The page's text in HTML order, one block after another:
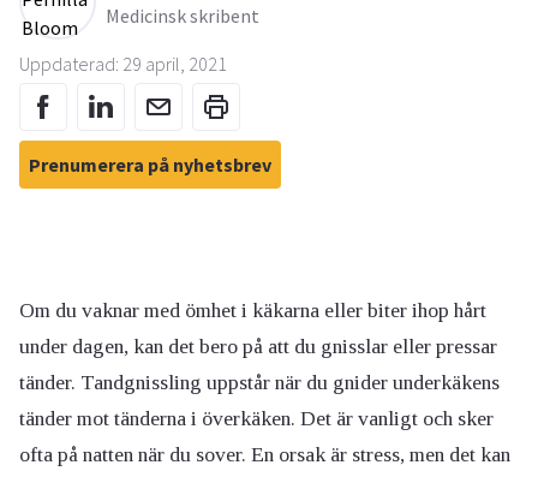
Medicinsk skribent
Uppdaterad: 29 april, 2021
Prenumerera på nyhetsbrev
Om du vaknar med ömhet i käkarna eller biter ihop hårt
under dagen, kan det bero på att du gnisslar eller pressar
tänder. Tandgnissling uppstår när du gnider underkäkens
tänder mot tänderna i överkäken. Det är vanligt och sker
ofta på natten när du sover. En orsak är stress, men det kan